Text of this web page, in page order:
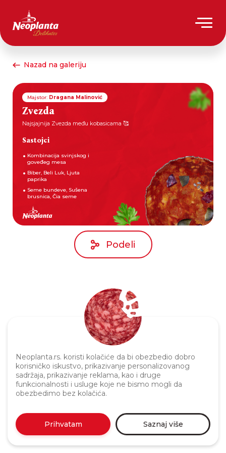
Neoplanta.rs. koristi kolačiće da bi obezbedio dobro
korisničko iskustvo, prikazivanje personalizovanog
sadržaja, prikazivanje reklama, kao i druge
funkcionalnosti i usluge koje ne bismo mogli da
obezbedimo bez kolačića.
Prihvatam Saznaj više
Nazad na galeriju
Majstor: Dragana Malinović
Zvezda
Najsjajnija Zvezda među kobasicama 🥰
Sastojci
Kombinacija svinjskog i
goveđeg mesa
Biber, Beli Luk, Ljuta
paprika
Seme bundeve, Sušena
brusnica, Čia seme
Podeli
Politika privatnosti